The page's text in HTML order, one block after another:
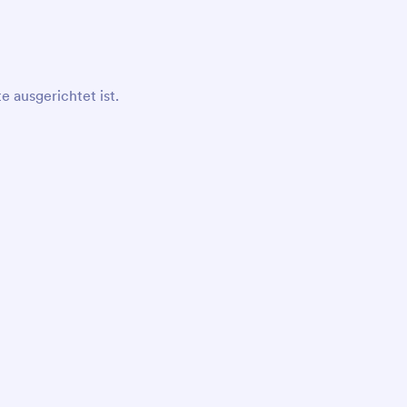
ausgerichtet ist.